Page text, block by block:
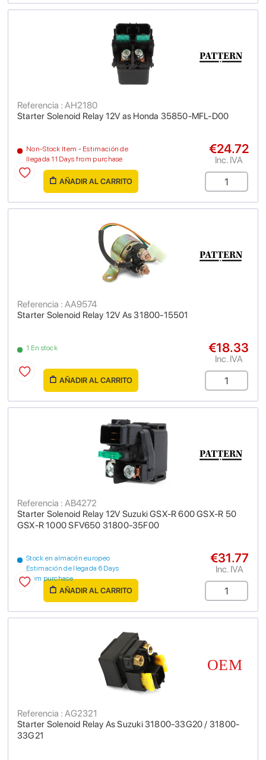
Starter Solenoid Relay 12V as Honda 35850-MFL-D00
Referencia : AH2180
Non-Stock Item - Estimación de
llegada 11 Days from purchase
€24.72
Inc. IVA
AÑADIR AL CARRITO
Starter Solenoid Relay 12V As 31800-15501
Referencia : AA9574
1 En stock €18.33
Inc. IVA
AÑADIR AL CARRITO
Starter Solenoid Relay 12V Suzuki GSX-R 600 GSX-R 50
GSX-R 1000 SFV650 31800-35F00
Referencia : AB4272
Stock en almacén europeo
Estimación de llegada 6 Days
from purchase
€31.77
Inc. IVA
AÑADIR AL CARRITO
Starter Solenoid Relay As Suzuki 31800-33G20 / 31800-
33G21
Referencia : AG2321